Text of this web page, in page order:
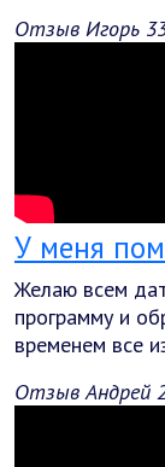
Отзыв Игорь
У меня
Желаю всем
программу и
временем все
Отзыв Андрей